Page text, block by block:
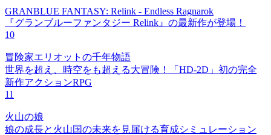
GRANBLUE FANTASY: Relink - Endless Ragnarok
『グランブルーファンタジー Relink』の最新作が登場！
10
冒険家エリオットの千年物語
世界を超え、時空をも超える大冒険！「HD-2D」初の完全
新作アクションRPG
11
火山の娘
娘の成長と火山国の未来を見届ける育成シミュレーション